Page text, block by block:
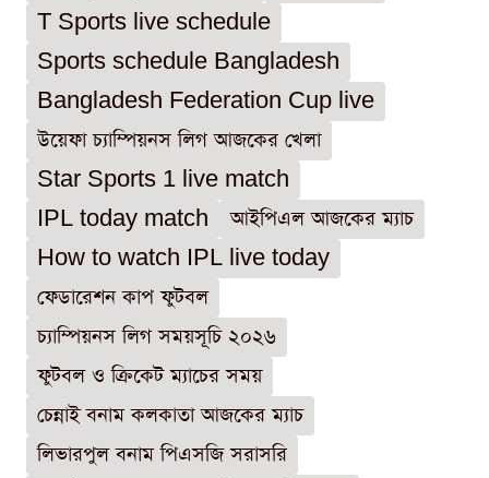
T Sports live schedule
Sports schedule Bangladesh
Bangladesh Federation Cup live
উয়েফা চ্যাম্পিয়নস লিগ আজকের খেলা
Star Sports 1 live match
IPL today match
আইপিএল আজকের ম্যাচ
How to watch IPL live today
ফেডারেশন কাপ ফুটবল
চ্যাম্পিয়নস লিগ সময়সূচি ২০২৬
ফুটবল ও ক্রিকেট ম্যাচের সময়
চেন্নাই বনাম কলকাতা আজকের ম্যাচ
লিভারপুল বনাম পিএসজি সরাসরি